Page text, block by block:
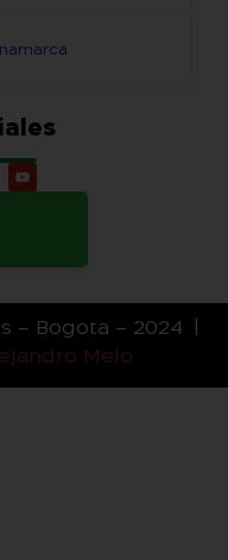
– Bogota – 2024 |
Melo